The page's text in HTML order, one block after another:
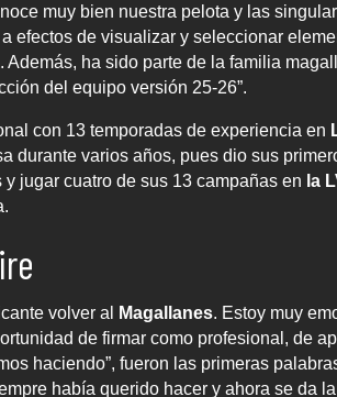
muy bien nuestra pelota y las
efectos de visualizar y seleccionar
Además, ha sido parte de la familia
del equipo versión 25-26”.
con 13 temporadas de experiencia en
durante varios años, pues dio sus
jugar cuatro de sus 13 campañas en la
volver al Magallanes. Estoy muy
de firmar como profesional, de
haciendo”, fueron las primeras
había querido hacer y ahora se da